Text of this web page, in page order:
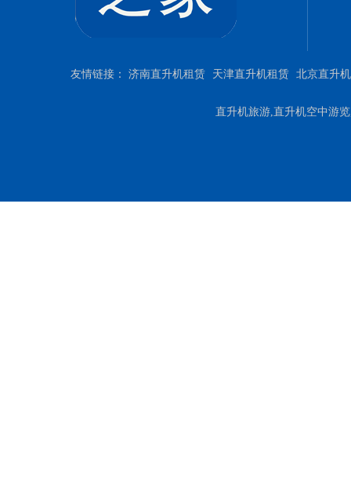
友情链接： 济南直升机租赁 天津直升机租赁 北京直升
直升机旅游,直升机空中游